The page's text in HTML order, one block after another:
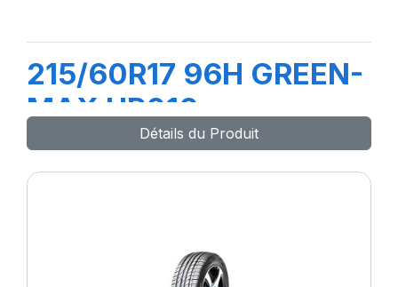
215/60R17 96H GREEN-
MAX HP010
Détails du Produit